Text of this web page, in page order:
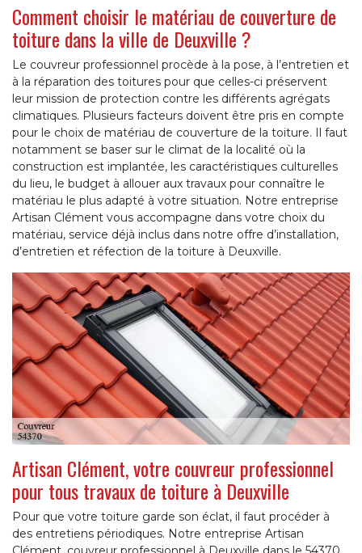
Comment choisir le matériau de couverture de
toiture dans la ville de Deuxville ?
Le couvreur professionnel procède à la pose, à l’entretien et
à la réparation des toitures pour que celles-ci préservent
leur mission de protection contre les différents agrégats
climatiques. Plusieurs facteurs doivent être pris en compte
pour le choix de matériau de couverture de la toiture. Il faut
notamment se baser sur le climat de la localité où la
construction est implantée, les caractéristiques culturelles
du lieu, le budget à allouer aux travaux pour connaître le
matériau le plus adapté à votre situation. Notre entreprise
Artisan Clément vous accompagne dans votre choix du
matériau, service déjà inclus dans notre offre d’installation,
d’entretien et réfection de la toiture à Deuxville.
Artisan Clément, votre couvreur professionnel
pour tous travaux de toiture à Deuxville
Pour que votre toiture garde son éclat, il faut procéder à
des entretiens périodiques. Notre entreprise Artisan